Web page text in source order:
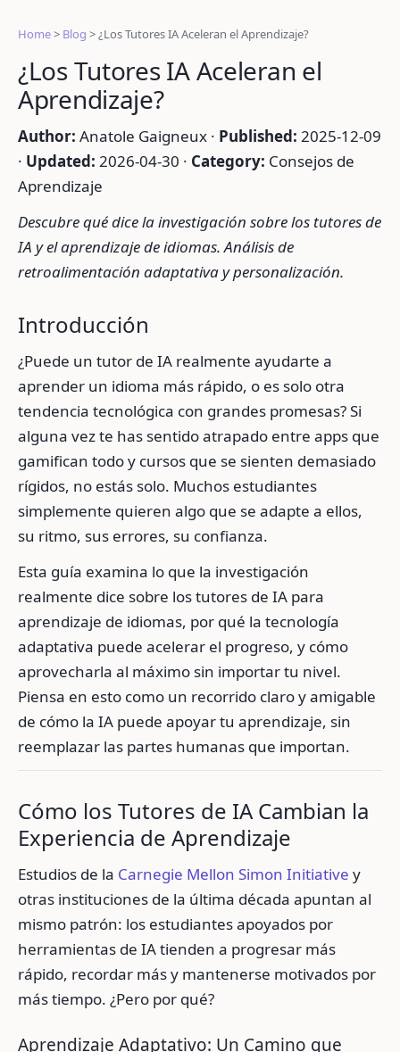
Home> Blog >¿Los Tutores IA Aceleran el Aprendizaje?
¿Los Tutores IA Aceleran el
Aprendizaje?
Author: Anatole Gaigneux · Published: 2025-12-09
· Updated: 2026-04-30 · Category: Consejos de
Aprendizaje
Descubre qué dice la investigación sobre los tutores de
IA y el aprendizaje de idiomas. Análisis de
retroalimentación adaptativa y personalización.
Introducción
¿Puede un tutor de IA realmente ayudarte a
aprender un idioma más rápido, o es solo otra
tendencia tecnológica con grandes promesas? Si
alguna vez te has sentido atrapado entre apps que
gamifican todo y cursos que se sienten demasiado
rígidos, no estás solo. Muchos estudiantes
simplemente quieren algo que se adapte a ellos,
su ritmo, sus errores, su confianza.
Esta guía examina lo que la investigación
realmente dice sobre los tutores de IA para
aprendizaje de idiomas, por qué la tecnología
adaptativa puede acelerar el progreso, y cómo
aprovecharla al máximo sin importar tu nivel.
Piensa en esto como un recorrido claro y amigable
de cómo la IA puede apoyar tu aprendizaje, sin
reemplazar las partes humanas que importan.
Cómo los Tutores de IA Cambian la
Experiencia de Aprendizaje
Estudios de la Carnegie Mellon Simon Initiative y
otras instituciones de la última década apuntan al
mismo patrón: los estudiantes apoyados por
herramientas de IA tienden a progresar más
rápido, recordar más y mantenerse motivados por
más tiempo. ¿Pero por qué?
Aprendizaje Adaptativo: Un Camino que